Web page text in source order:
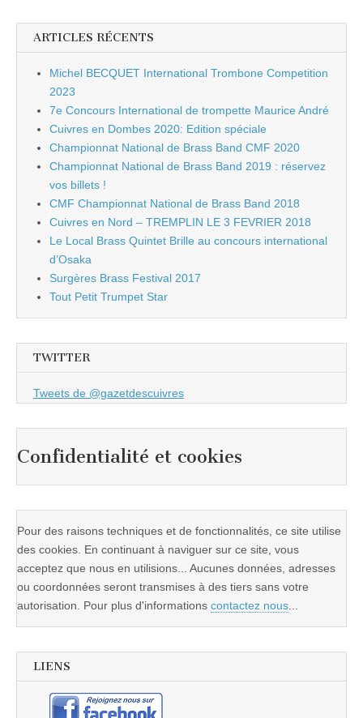
ARTICLES RÉCENTS
Michel BECQUET International Trombone Competition
2023
7e Concours International de trompette Maurice André
Cuivres en Dombes 2020: Edition spéciale
Championnat National de Brass Band CMF 2020
Championnat National de Brass Band 2019 : réservez
vos billets !
CMF Championnat National de Brass Band 2018
Cuivres en Nord – TREMPLIN LE 3 FEVRIER 2018
Le Local Brass Quintet Brille au concours international
d’Osaka
Surgères Brass Festival 2017
Tout Petit Trumpet Star
TWITTER
Tweets de @gazetdescuivres
Confidentialité et cookies
Pour des raisons techniques et de fonctionnalités, ce site utilise
des cookies. En continuant à naviguer sur ce site, vous
acceptez que nous en utilisions... Aucunes données, adresses
ou coordonnées seront transmises à des tiers sans votre
autorisation. Pour plus d'informations contactez nous...
LIENS